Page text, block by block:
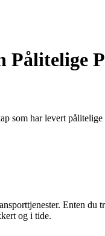
som har levert
Enten
og i tide.